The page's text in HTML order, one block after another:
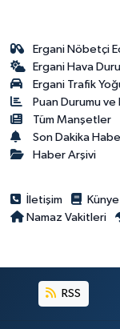
Ergani Nöbetçi
Ergani Hava
Ergani Trafik
Puan Durumu ve
Tüm Manşetler
Son Dakika
Haber Arşivi
İletişim Künye
Namaz Vakitleri
RSS